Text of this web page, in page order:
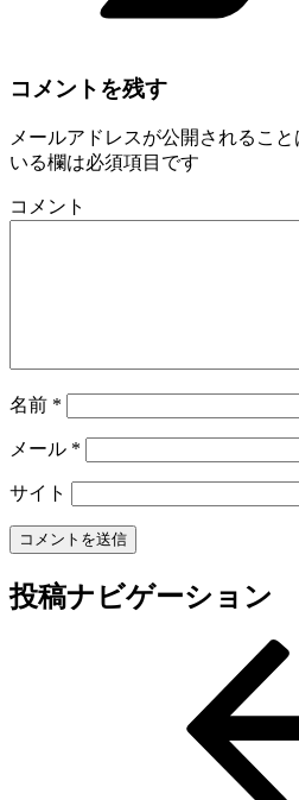
コメントを残す
メールアドレスが公開されること
いる欄は必須項目です
コメント
名前 *
メール *
サイト
投稿ナビゲーション